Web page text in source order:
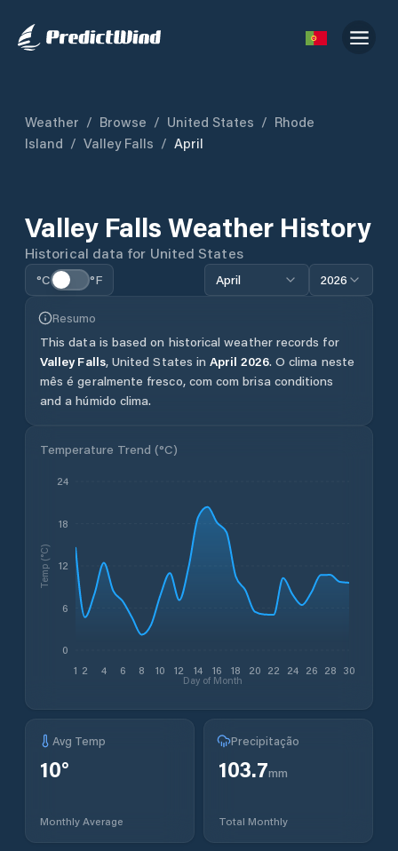
Weather / Browse / United States / Rhode
Island / Valley Falls / April
Valley Falls Weather History
Historical data for United States
°C °F April 2026
Resumo
This data is based on historical weather records for
Valley Falls, United States in April 2026.O clima neste
mês é geralmente fresco, com com brisa conditions
and a húmido clima.
Temperature Trend (°C)
1 2 4 6 8 10 12 14 16 18 20 22 24 26 28 30
Day of Month
0
6
12
18
24
Temp (°C)
Avg Temp
10°
Monthly Average
Precipitação
103.7mm
Total Monthly